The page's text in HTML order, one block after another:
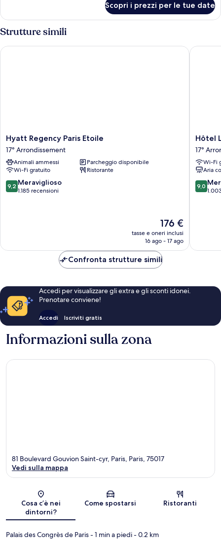
king
Superior,
1
letto
king
Scopri i prezzi per le tue date
Strutture simili
Hyatt
Regency
Paris
Etoile
17°
Arrondissement
Hyatt Regency Paris Etoile
17° Arrondissement
Animali ammessi
Parcheggio disponibile
Wi-Fi gratuito
Ristorante
9.2
su
9,2 Meraviglioso
1.185 recensioni
Il
prezzo
attuale
176 €
176 €
tasse e oneri inclusi
16 ago - 17 ago
Hyatt Regency Paris Etoile
Hôtel
Les
Jardins
de
La
Villa
17°
Hôtel
17°
Wi-Fi
Aria
9.0
su
9,0
Hôtel
Confronta strutture simili
Accedi per visualizzare gli extra e gli sconti idonei.
Prenotare conviene!
Accedi Iscriviti gratis
Informazioni sulla zona
Mappa
81 Boulevard Gouvion Saint-cyr, Paris, Paris, 75017
Vedi sulla mappa
Cosa c’è nei
dintorni?
Come spostarsi Ristoranti
Palais des Congrès de Paris- 1 min a piedi- 0.2 km